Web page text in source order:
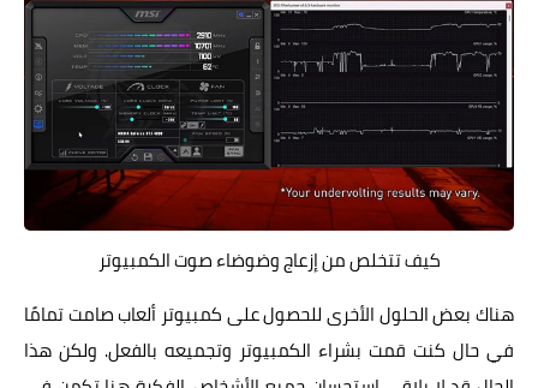
كيف تتخلص من إزعاج وضوضاء صوت الكمبيوتر
هناك بعض الحلول الأخرى للحصول على كمبيوتر ألعاب صامت تمامًا
في حال كنت قمت بشراء الكمبيوتر وتجميعه بالفعل. ولكن هذا